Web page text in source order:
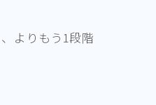
よりもう1段階